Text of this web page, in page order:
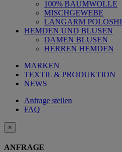
100% BAUMWOLLE
MISCHGEWEBE
LANGARM
HEMDEN UND BLUSEN
DAMEN BLUSEN
HERREN HEMDEN
MARKEN
TEXTIL & PRODUKTION
NEWS
Anfrage stellen
FAQ
×
ANFRAGE